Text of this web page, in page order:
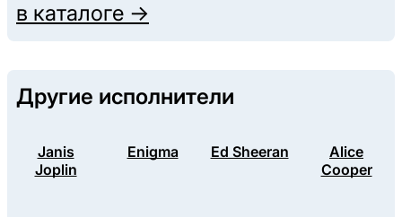
в каталоге →
Другие исполнители
Janis
Joplin
Enigma Ed Sheeran
Alice
Cooper